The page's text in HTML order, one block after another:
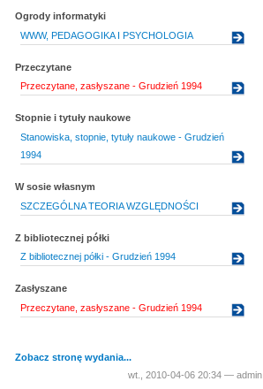
Ogrody informatyki
WWW, PEDAGOGIKA I PSYCHOLOGIA
Przeczytane
Przeczytane, zasłyszane - Grudzień 1994
Stopnie i tytuły naukowe
Stanowiska, stopnie, tytuły naukowe - Grudzień
1994
W sosie własnym
SZCZEGÓLNA TEORIA WZGLĘDNOŚCI
Z bibliotecznej półki
Z bibliotecznej półki - Grudzień 1994
Zasłyszane
Przeczytane, zasłyszane - Grudzień 1994
Zobacz stronę wydania...
wt., 2010-04-06 20:34 — admin